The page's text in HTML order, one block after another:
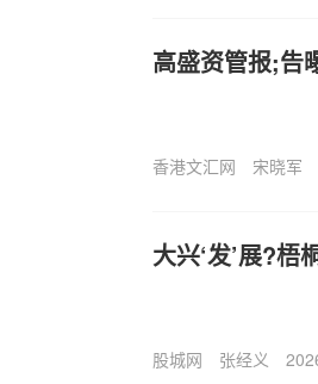
高盛资管报;告
香港文汇网 宋晓军
大兴‘发’展?梧
股城网 张经义